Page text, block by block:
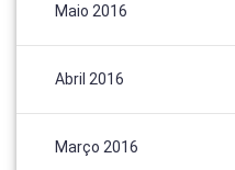
Maio 2016
Abril 2016
Março 2016